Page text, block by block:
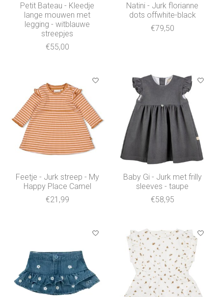
Petit Bateau - Kleedje
lange mouwen met
legging - witblauwe
streepjes
€55,00
Natini - Jurk florianne
dots offwhite-black
€79,50
Feetje - Jurk streep - My
Happy Place Camel
€21,99
Baby Gi - Jurk met frilly
sleeves - taupe
€58,95